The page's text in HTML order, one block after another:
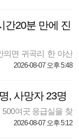
20분 만에 진
의면 귀곡리 한 야산
2026-08-07 오후 5:48
, 사망자 23명
여곳 응급실을 찾
2026-08-07 오후 5:12